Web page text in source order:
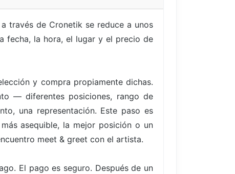
través de Cronetik se reduce a unos
fecha, la hora, el lugar y el precio de
y compra propiamente dichas.
— diferentes posiciones, rango de
una representación. Este paso es
asequible, la mejor posición o un
meet & greet con el artista.
El pago es seguro. Después de un